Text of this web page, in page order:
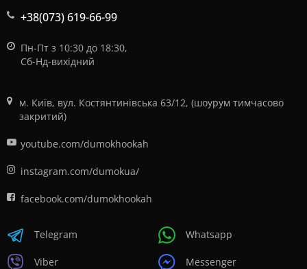
+38(073) 619-66-99
Пн-Пт з 10:30 до 18:30,
Сб-Нд-вихідний
м. Київ, вул. Костянтинівська 63/12, (шоурум тимчасово
закритий)
youtube.com/dumokhookah
instagram.com/dumokua/
facebook.com/dumokhookah
Telegram
Viber
Whatsapp
Messenger